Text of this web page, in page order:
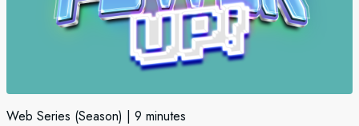
Web Series (Season) 9 minutes